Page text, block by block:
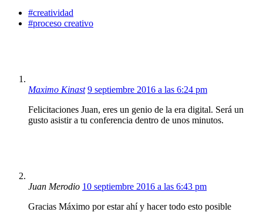
#creatividad
#proceso creativo
Maximo Kinast 9 septiembre 2016 a las 6:24 pm
Felicitaciones Juan, eres un genio de la era digital. Será un
gusto asistir a tu conferencia dentro de unos minutos.
Juan Merodio 10 septiembre 2016 a las 6:43 pm
Gracias Máximo por estar ahí y hacer todo esto posible